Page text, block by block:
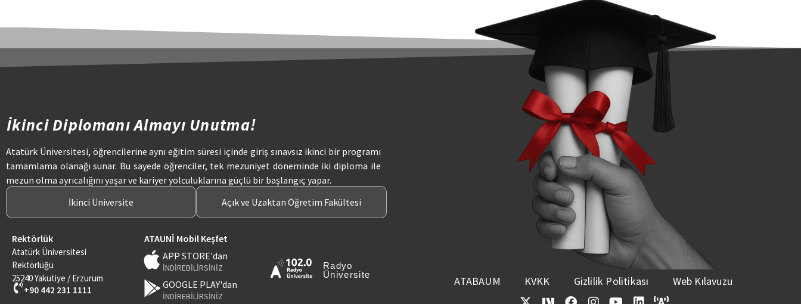
İkinci Diplomanı Almayı Unutma!
Atatürk Üniversitesi, öğrencilerine aynı eğitim süresi içinde giriş sınavsız ikinci bir programı
tamamlama olanağı sunar. Bu sayede öğrenciler, tek mezuniyet döneminde iki diploma ile
mezun olma ayrıcalığını yaşar ve kariyer yolculuklarına güçlü bir başlangıç yapar.
İkinci Üniversite
Açık ve Uzaktan Öğretim Fakültesi
Rektörlük
Atatürk Üniversitesi
Rektörlüğü
25240 Yakutiye / Erzurum
+90 442 231 1111
ATAUNİ Mobil Keşfet
APP STORE'dan
İNDİREBİLİRSİNİZ
GOOGLE PLAY'dan
İNDİREBİLİRSİNİZ
Radyo
Üniversite
ATABAUM KVKK Gizlilik Politikası Web Kılavuzu